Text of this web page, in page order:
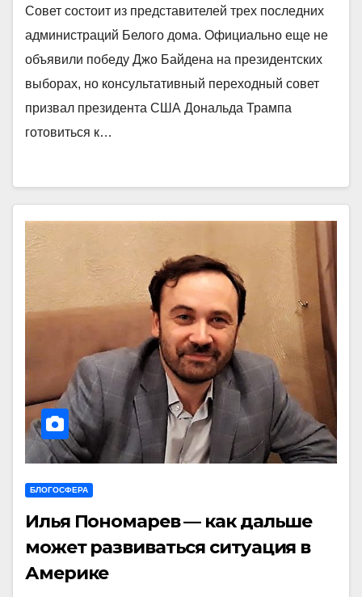
Совет состоит из представителей трех последних
администраций Белого дома. Официально еще не
объявили победу Джо Байдена на президентских
выборах, но консультативный переходный совет
призвал президента США Дональда Трампа
готовиться к…
БЛОГОСФЕРА
Илья Пономарев — как дальше
может развиваться ситуация в
Америке